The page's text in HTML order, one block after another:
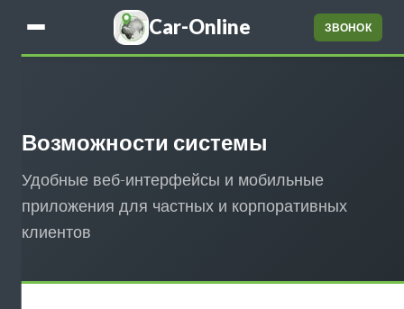
Car-Online ЗВОНОК
Возможности системы
Удобные веб-интерфейсы и мобильные
приложения для частных и корпоративных
клиентов